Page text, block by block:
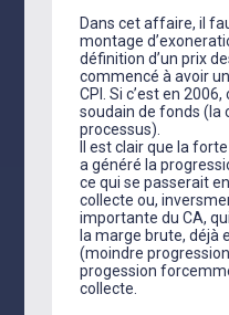
Dans cet affaire, il
montage
définition d’un prix
commencé à avoir
CPI. Si c’est en
soudain de fonds (la
processus).
Il est clair que la
a généré la
ce qui se passerait
collecte ou,
importante du CA,
la marge brute, déjà
(moindre
progession
collecte.